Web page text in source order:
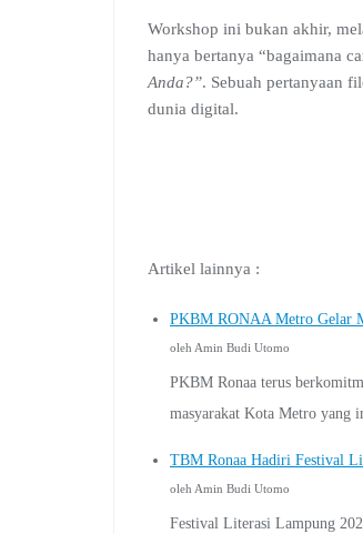
Workshop ini bukan akhir,
hanya bertanya “bagaimana
Anda?”. Sebuah pertanyaan
dunia digital.
Artikel lainnya :
PKBM RONAA Metro Gelar
oleh Amin Budi Utomo
PKBM Ronaa terus
masyarakat Kota Metro yang
TBM Ronaa Hadiri Festival
oleh Amin Budi Utomo
Festival Literasi Lampung